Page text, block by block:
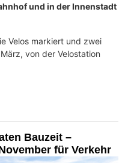
und in der Innenstadt
Velos markiert und zwei
von der Velostation
Bauzeit –
für Verkehr